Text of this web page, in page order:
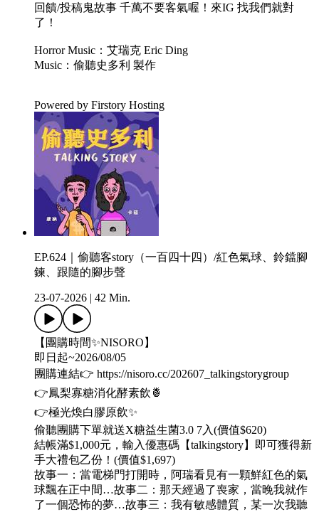
回饋/投稿鬼故事 千萬不要客氣喔！來IG 找我們就對
了！
Horror Music：艾瑞克 Eric Ding
Music：偷聽史多利 製作
Powered by Firstory Hosting
EP.624｜偷聽客story（一百四十四）/紅色氣球、鈴鐺腳
鍊、跟隨的腳步聲
23-07-2026 42 Min.
【團購時間✨NISORO】
即日起~2026/08/05
團購連結👉 https://nisoro.cc/202607_talkingstorygroup
👉鳳梨寡糖消化酵素飲🍍
👉極光煥白膠原飲✨
偷聽團購下單就送X糖益生菌3.0 7入(價值$620)
結帳滿$1,000元，輸入優惠碼【talkingstory】即可獲得新
手大禮包乙份！(價值$1,697)
故事一：當電梯門打開時，阿瑞看見有一顆鮮紅色的氣
球飄在正中間…故事二：那天經過了喪家，當晚我就作
了一個恐怖的夢…故事三：我有敏感體質，某一次我聽